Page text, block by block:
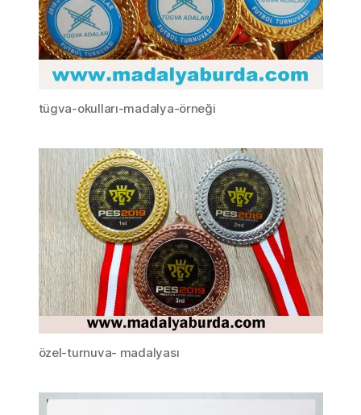
tügva-okulları-madalya-örneği
özel-turnuva- madalyası